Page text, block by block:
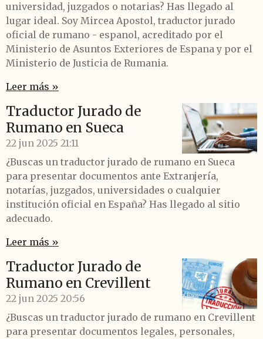
universidad, juzgados o notarias? Has llegado al
lugar ideal. Soy Mircea Apostol, traductor jurado
oficial de rumano - espanol, acreditado por el
Ministerio de Asuntos Exteriores de Espana y por el
Ministerio de Justicia de Rumania.
Leer más »
Traductor Jurado de
Rumano en Sueca
22 jun 2025 21:11
¿Buscas un traductor jurado de rumano en Sueca
para presentar documentos ante Extranjería,
notarías, juzgados, universidades o cualquier
institución oficial en España? Has llegado al sitio
adecuado.
Leer más »
Traductor Jurado de
Rumano en Crevillent
22 jun 2025 20:56
¿Buscas un traductor jurado de rumano en Crevillent
para presentar documentos legales, personales,